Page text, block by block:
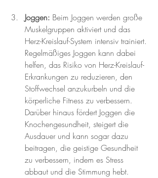
Joggen: Beim Joggen werden große
Muskelgruppen aktiviert und das
Herz-Kreislauf-System intensiv trainiert.
Regelmäßiges Joggen kann dabei
helfen, das Risiko von Herz-Kreislauf-
Erkrankungen zu reduzieren, den
Stoffwechsel anzukurbeln und die
körperliche Fitness zu verbessern.
Darüber hinaus fördert Joggen die
Knochengesundheit, steigert die
Ausdauer und kann sogar dazu
beitragen, die geistige Gesundheit
zu verbessern, indem es Stress
abbaut und die Stimmung hebt.